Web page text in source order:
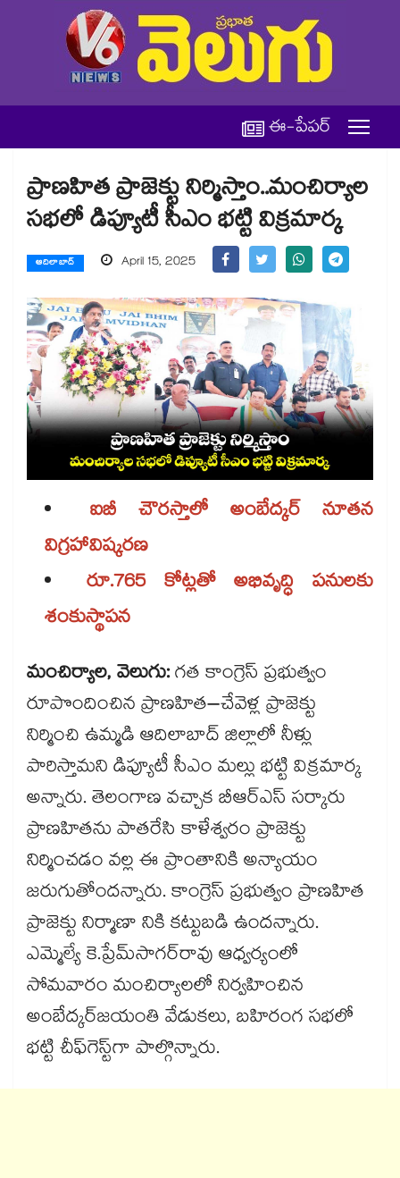
ఈ-పేపర్
ప్రాణహిత ప్రాజెక్టు నిర్మిస్తాం..మంచిర్యాల
సభలో డిప్యూటీ సీఎం భట్టి విక్రమార్క
ఆదిలాబాద్ April 15, 2025
ఐబీ చౌరస్తాలో అంబేద్కర్ నూతన
విగ్రహావిష్కరణ
రూ.765 కోట్లతో అభివృద్ధి పనులకు
శంకుస్థాపన
మంచిర్యాల, వెలుగు:గత కాంగ్రెస్ ​ప్రభుత్వం
రూపొందించిన ప్రాణహిత–చేవెళ్ల ప్రాజెక్టు
నిర్మించి ఉమ్మడి ఆదిలాబాద్​ జిల్లాలో నీళ్లు
పారిస్తామని డిప్యూటీ సీఎం మల్లు భట్టి విక్రమార్క
అన్నారు. తెలంగాణ వచ్చాక బీఆర్ఎస్ ​సర్కారు
ప్రాణహితను పాతరేసి కాళేశ్వరం ప్రాజెక్టు
నిర్మించడం వల్ల ఈ ప్రాంతానికి అన్యాయం
జరుగుతోందన్నారు. కాంగ్రెస్ ​ప్రభుత్వం ప్రాణహిత
ప్రాజెక్టు నిర్మాణా నికి కట్టుబడి ఉందన్నారు.
ఎమ్మెల్యే కె.ప్రేమ్​సాగర్​రావు ఆధ్వర్యంలో
సోమవారం మంచిర్యాలలో నిర్వహించిన
అంబేద్కర్​జయంతి వేడుకలు, బహిరంగ సభలో
భట్టి చీఫ్​గెస్ట్​గా పాల్గొన్నారు.